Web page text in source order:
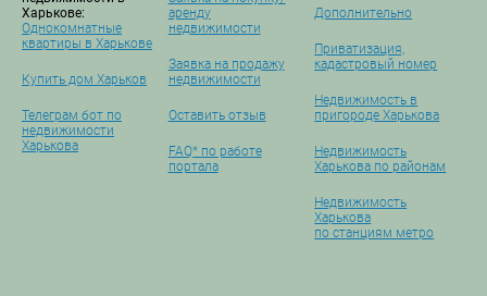
Харькове:
Однокомнатные
квартиры в Харькове
Купить дом Харьков
Телеграм бот по
недвижимости
Харькова
аренду
недвижимости
Заявка на продажу
недвижимости
Оставить отзыв
FAQ* по работе
портала
Дополнительно
Приватизация,
кадастровый номер
Недвижимость в
пригороде Харькова
Недвижимость
Харькова по районам
Недвижимость
Харькова
по станциям метро